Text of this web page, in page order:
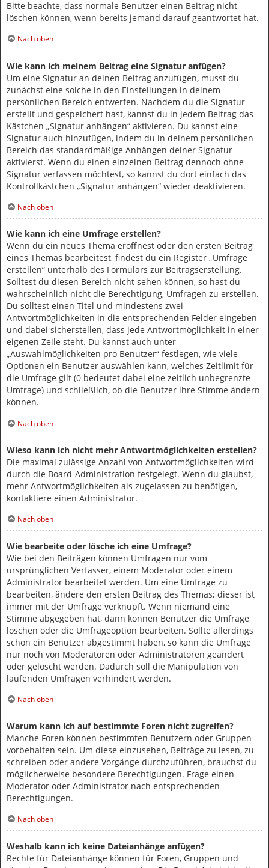
Bitte beachte, dass normale Benutzer einen Beitrag nicht
löschen können, wenn bereits jemand darauf geantwortet hat.
Nach oben
Wie kann ich meinem Beitrag eine Signatur anfügen?
Um eine Signatur an deinen Beitrag anzufügen, musst du
zunächst eine solche in den Einstellungen in deinem
persönlichen Bereich entwerfen. Nachdem du die Signatur
erstellt und gespeichert hast, kannst du in jedem Beitrag das
Kästchen „Signatur anhängen“ aktivieren. Du kannst eine
Signatur auch hinzufügen, indem du in deinem persönlichen
Bereich das standardmäßige Anhängen deiner Signatur
aktivierst. Wenn du einen einzelnen Beitrag dennoch ohne
Signatur verfassen möchtest, so kannst du dort einfach das
Kontrollkästchen „Signatur anhängen“ wieder deaktivieren.
Nach oben
Wie kann ich eine Umfrage erstellen?
Wenn du ein neues Thema eröffnest oder den ersten Beitrag
eines Themas bearbeitest, findest du ein Register „Umfrage
erstellen“ unterhalb des Formulars zur Beitragserstellung.
Solltest du diesen Bereich nicht sehen können, so hast du
wahrscheinlich nicht die Berechtigung, Umfragen zu erstellen.
Du solltest einen Titel und mindestens zwei
Antwortmöglichkeiten in die entsprechenden Felder eingeben
und dabei sicherstellen, dass jede Antwortmöglichkeit in einer
eigenen Zeile steht. Du kannst auch unter
„Auswahlmöglichkeiten pro Benutzer“ festlegen, wie viele
Optionen ein Benutzer auswählen kann, welches Zeitlimit für
die Umfrage gilt (0 bedeutet dabei eine zeitlich unbegrenzte
Umfrage) und schließlich, ob die Benutzer ihre Stimme ändern
können.
Nach oben
Wieso kann ich nicht mehr Antwortmöglichkeiten erstellen?
Die maximal zulässige Anzahl von Antwortmöglichkeiten wird
durch die Board-Administration festgelegt. Wenn du glaubst,
mehr Antwortmöglichkeiten als zugelassen zu benötigen,
kontaktiere einen Administrator.
Nach oben
Wie bearbeite oder lösche ich eine Umfrage?
Wie bei den Beiträgen können Umfragen nur vom
ursprünglichen Verfasser, einem Moderator oder einem
Administrator bearbeitet werden. Um eine Umfrage zu
bearbeiten, ändere den ersten Beitrag des Themas; dieser ist
immer mit der Umfrage verknüpft. Wenn niemand eine
Stimme abgegeben hat, dann können Benutzer die Umfrage
löschen oder die Umfrageoption bearbeiten. Sollte allerdings
schon ein Benutzer abgestimmt haben, so kann die Umfrage
nur noch von Moderatoren oder Administratoren geändert
oder gelöscht werden. Dadurch soll die Manipulation von
laufenden Umfragen verhindert werden.
Nach oben
Warum kann ich auf bestimmte Foren nicht zugreifen?
Manche Foren können bestimmten Benutzern oder Gruppen
vorbehalten sein. Um diese einzusehen, Beiträge zu lesen, zu
schreiben oder andere Vorgänge durchzuführen, brauchst du
möglicherweise besondere Berechtigungen. Frage einen
Moderator oder Administrator nach entsprechenden
Berechtigungen.
Nach oben
Weshalb kann ich keine Dateianhänge anfügen?
Rechte für Dateianhänge können für Foren, Gruppen und